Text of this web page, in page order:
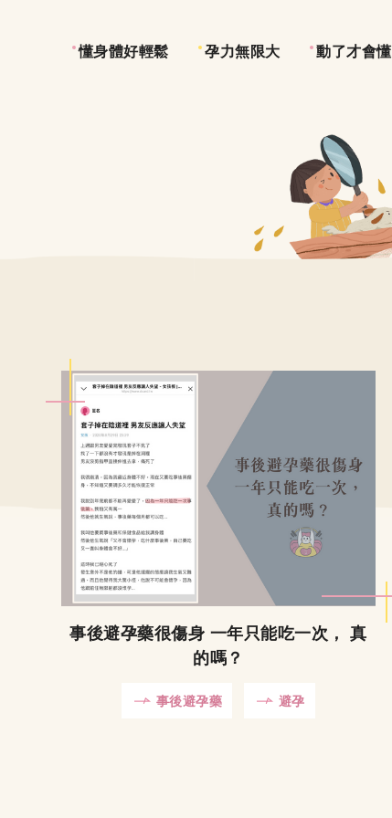
懂身體好輕鬆 孕力無限大 動了才會懂
事後避孕藥很傷身 一年只能吃一次， 真
的嗎？
事後避孕藥 避孕